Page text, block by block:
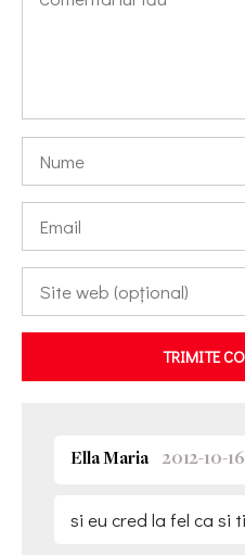
TRIMITE
Ella Maria 2012-10-
si eu cred la fel ca si